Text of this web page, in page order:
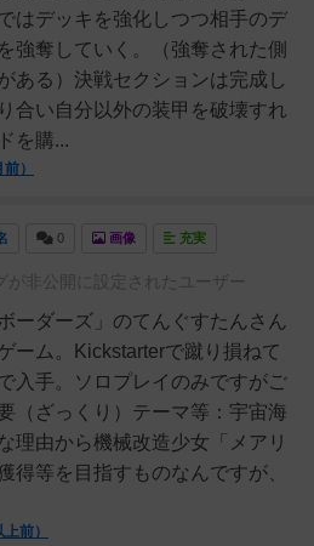
はデッキを強化しつつ相手のデ
強奪していく。（強奪された側
ある）決戦セクションは完成し
合い自分以外の装甲を破壊すれ
を購...
）
0 画像 充実
が非公開に設定されたユーザー
ーダーズ」のてんぐすたんさん
ーム。Kickstarterで蹴り損ねて
入手。ソロプレイのみですがご
（ざっくり）テーマ等：宇宙海
理由から機械改造少女「メアリ
得等を目指すものなんですが、
前）